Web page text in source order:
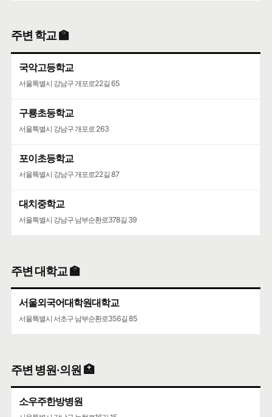
서울특별시 서초구 논현로5길 28
양재동주민사회복지관·서초한별어린이집
서울특별시 서초구 마방로2길 15-9
서초구립양재목련어린이집
서울특별시 서초구 언남16길 37
주변 학교 🏫
국악고등학교
서울특별시 강남구 개포로22길 65
구룡초등학교
서울특별시 강남구 개포로 263
포이초등학교
서울특별시 강남구 개포로22길 87
대치중학교
서울특별시 강남구 남부순환로378길 39
주변 대학교 🏫
서울외국어대학원대학교
서울특별시 서초구 남부순환로356길 85
주변 병원·의원 🏥
소우주한방병원